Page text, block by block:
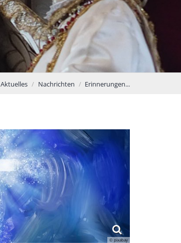
Aktuelles Nachrichten Erinnerungen...
© pixabay